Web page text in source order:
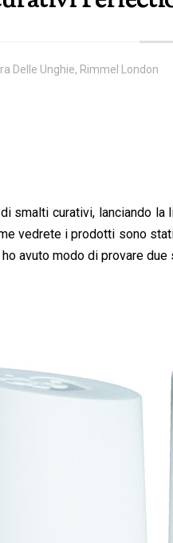
Delle Unghie, Rimmel London
smalti curativi, lanciando la
vedrete i prodotti sono
avuto modo di provare